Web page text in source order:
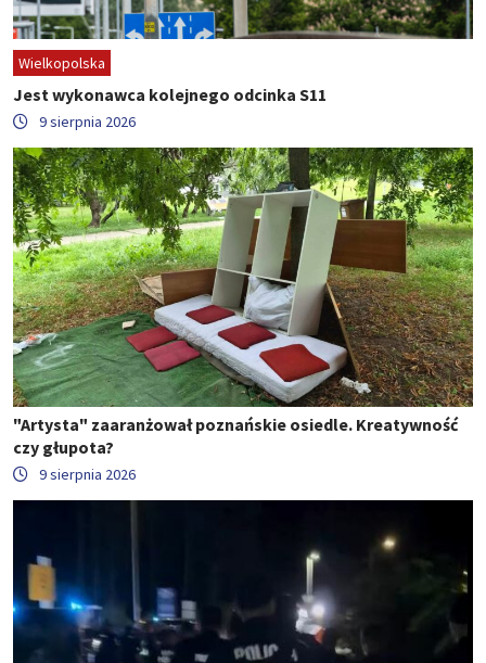
Wielkopolska
Jest wykonawca kolejnego odcinka S11
9 sierpnia 2026
"Artysta" zaaranżował poznańskie osiedle. Kreatywność
czy głupota?
9 sierpnia 2026